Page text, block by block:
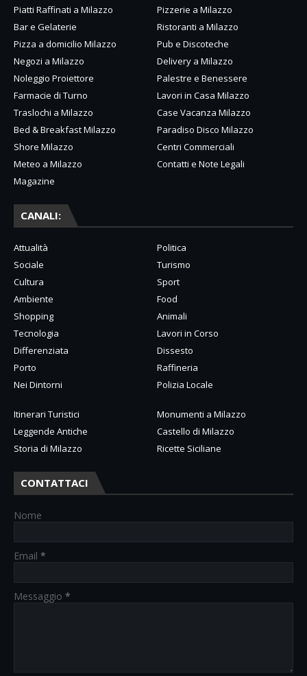
Piatti Raffinati a Milazzo
Pizzerie a Milazzo
Bar e Gelaterie
Ristoranti a Milazzo
Pizza a domicilio Milazzo
Pub e Discoteche
Negozi a Milazzo
Delivery a Milazzo
Noleggio Proiettore
Palestre e Benessere
Farmacie di Turno
Lavori in Casa Milazzo
Traslochi a Milazzo
Case Vacanza Milazzo
Bed & Breakfast Milazzo
Paradiso Disco Milazzo
Shore Milazzo
Centri Commerciali
Meteo a Milazzo
Contatti e Note Legali
Magazine
CANALI:
Attualità
Politica
Sociale
Turismo
Cultura
Sport
Ambiente
Food
Shopping
Animali
Tecnologia
Lavori in Corso
Differenziata
Dissesto
Porto
Raffineria
Nei Dintorni
Polizia Locale
Itinerari Turistici
Monumenti a Milazzo
Leggende Antiche
Castello di Milazzo
Storia di Milazzo
Ricette Siciliane
CONTATTACI
Nome
Email *
Messaggio *